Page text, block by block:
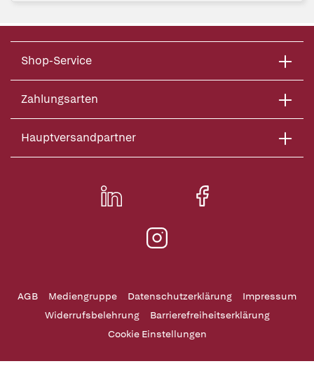
Shop-Service
Zahlungsarten
Hauptversandpartner
AGB Mediengruppe Datenschutzerklärung
Impressum
Widerrufsbelehrung
Barrierefreiheitserklärung
Cookie Einstellungen